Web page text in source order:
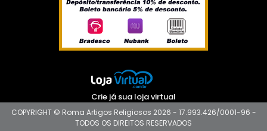
Crie já sua loja virtual
COPYRIGHT © Roma Artigos Religiosos 2026 - 17.993.426/0001-96 -
TODOS OS DIREITOS RESERVADOS